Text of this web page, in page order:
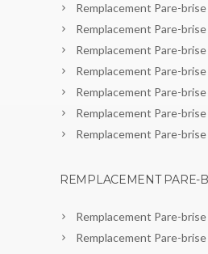
Remplacement Pare-
Remplacement Pare-
Remplacement Pare-
Remplacement Pare-
Remplacement Pare-
Remplacement Pare-brise
Remplacement Pare-
REMPLACEMENT PARE-
Remplacement Pare-
Remplacement Pare-